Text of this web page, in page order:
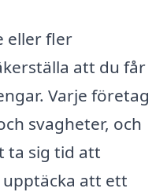
eller fler
att du får
Varje företag
svagheter, och
ta sig tid att
upptäcka att ett